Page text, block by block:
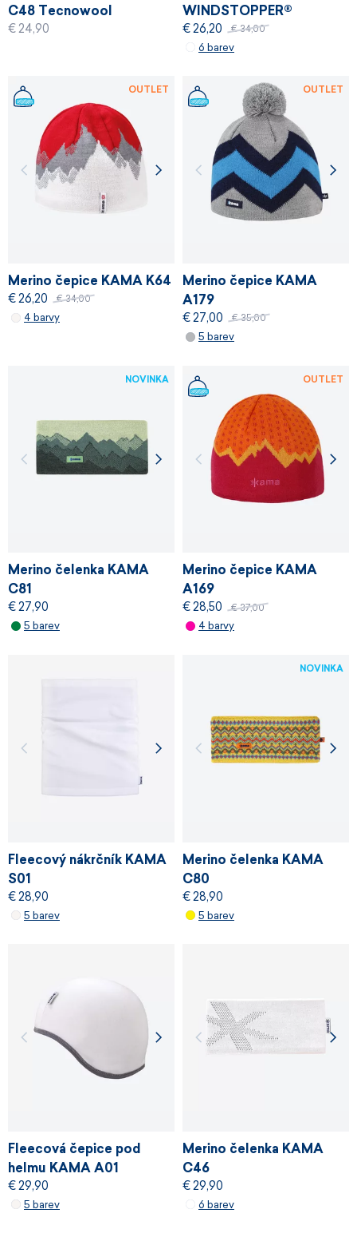
C48 Tecnowool
€ 24,90
WINDSTOPPER®
€ 26,20 € 34,00
6 barev
Merino čepice KAMA K64
€ 26,20 € 34,00
4 barvy
OUTLET
Merino čepice KAMA
A179
€ 27,00 € 35,00
5 barev
OUTLET
Merino čelenka KAMA
C81
€ 27,90
5 barev
NOVINKA
Merino čepice KAMA
A169
€ 28,50 € 37,00
4 barvy
OUTLET
Fleecový nákrčník KAMA
S01
€ 28,90
5 barev
Merino čelenka KAMA
C80
€ 28,90
5 barev
NOVINKA
Fleecová čepice pod
helmu KAMA A01
€ 29,90
5 barev
Merino čelenka KAMA
C46
€ 29,90
6 barev